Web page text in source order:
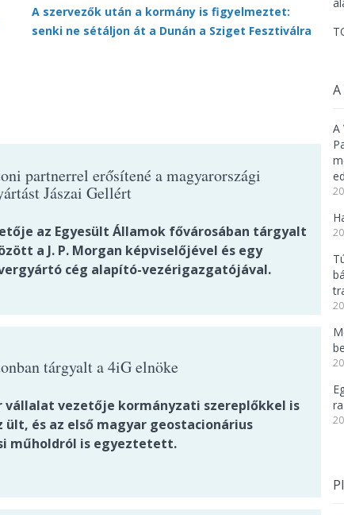
A szervezők után a kormány is figyelmeztet:
senki ne sétáljon át a Dunán a Sziget Fesztiválra
partnerrel erősítené a magyarországi
Jászai Gellért
az Egyesült Államok fővárosában tárgyalt
a J. P. Morgan képviselőjével és egy
cég alapító-vezérigazgatójával.
tárgyalt a 4iG elnöke
vállalat vezetője kormányzati szereplőkkel is
ült, és az első magyar geostacionárius
műholdról is egyeztetett.
A
A